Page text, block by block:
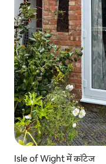
Isle of Wight में कॉटेज